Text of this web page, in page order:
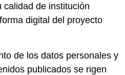
calidad de institución
digital del proyecto
de los datos personales y
publicados se rigen